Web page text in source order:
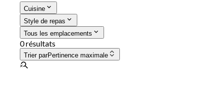
Cuisine
Style de repas
Tous les emplacements
0 résultats
Trier parPertinence maximale